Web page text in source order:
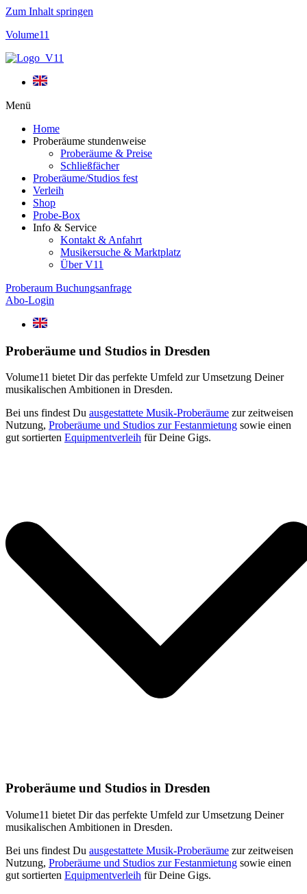
Zum Inhalt springen
Volume11
Menü
Home
Proberäume stundenweise
Proberäume & Preise
Schließfächer
Proberäume/Studios fest
Verleih
Shop
Probe-Box
Info & Service
Kontakt & Anfahrt
Musikersuche & Marktplatz
Über V11
Proberaum Buchungsanfrage
Abo-Login
Proberäume und Studios in Dresden
Volume11 bietet Dir das perfekte Umfeld zur Umsetzung Deiner
musikalischen Ambitionen in Dresden.
Bei uns findest Du ausgestattete Musik-Proberäume zur zeitweisen
Nutzung, Proberäume und Studios zur Festanmietung sowie einen
gut sortierten Equipmentverleih für Deine Gigs.
Proberäume und Studios in Dresden
Volume11 bietet Dir das perfekte Umfeld zur Umsetzung Deiner
musikalischen Ambitionen in Dresden.
Bei uns findest Du ausgestattete Musik-Proberäume zur zeitweisen
Nutzung, Proberäume und Studios zur Festanmietung sowie einen
gut sortierten Equipmentverleih für Deine Gigs.